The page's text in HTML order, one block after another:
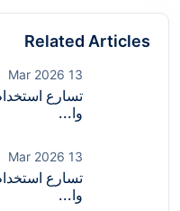
Related Articles
13 Mar 2026
تسارع
وا...
13 Mar 2026
تسارع
وا...